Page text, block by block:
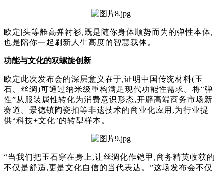
欧定|头等舱高弹衬衫,既是随你身体顺势而为的弹性本体,
也是陪你一起刷新人生高度的智慧载体。
功能与文化的双螺旋创新
欧定此次发布会的深层意义在于,证明中国传统材料(玉
石、丝绸)可通过纳米级重构满足现代功能性需求。将“弹
性”从服装属性转化为消费意识形态,开辟高端商务市场新
赛道。景德镇陶瓷扣等非遗技术的商业化应用,为行业提
供“科技+文化”的转型样本。
“当我们把玉石穿在身上,让丝绸化作铠甲,商务精英收获的
不仅是舒适,更是文化自信的当代表达。”这场发布会不仅